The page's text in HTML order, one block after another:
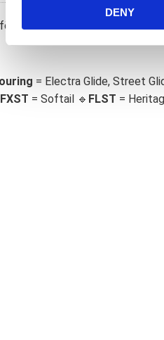
S
e
e
c
DENY
att lämna ett omdöme.
= Electra Glide, Street
FXST = Softail 🔹 FLST =